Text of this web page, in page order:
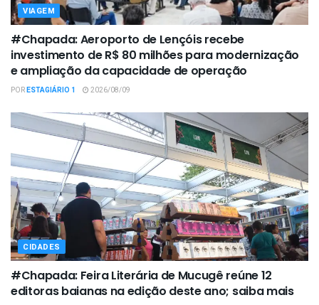
VIAGEM
#Chapada: Aeroporto de Lençóis recebe
investimento de R$ 80 milhões para modernização
e ampliação da capacidade de operação
PORESTAGIÁRIO 1 2026/08/09
CIDADES
#Chapada: Feira Literária de Mucugê reúne 12
editoras baianas na edição deste ano; saiba mais